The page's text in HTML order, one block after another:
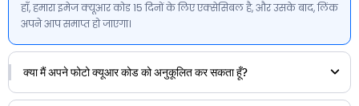
हाँ, हमारा इमेज क्यूआर कोड 15 दिनों के लिए एक्सेसिबल है, और उसके बाद, लिंक
अपने आप समाप्त हो जाएगा।
क्या मैं अपने फोटो क्यूआर कोड को अनुकूलित कर सकता हूँ?